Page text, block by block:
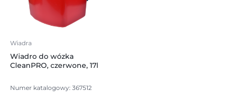
Wiadra
Wiadro do wózka
CleanPRO, czerwone, 17l
Numer katalogowy: 367512